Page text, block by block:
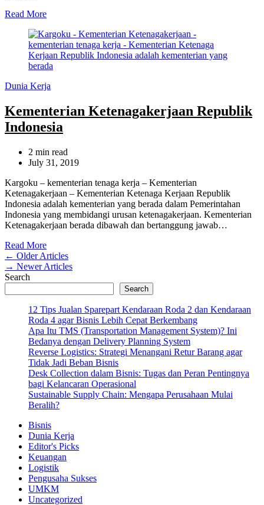
Read More
Categories
Dunia Kerja
Kementerian Ketenagakerjaan Republik
Indonesia
Estimated
read
2 min read
July 31, 2019
Kargoku – kementerian tenaga kerja – Kementerian
Ketenagakerjaan – Kementerian Ketenaga Kerjaan Republik
Indonesia adalah kementerian yang berada dalam Pemerintahan
Indonesia yang membidangi urusan ketenagakerjaan. Kementerian
Ketenagakerjaan berada dibawah dan bertanggung jawab…
Read More
Posts
navigation
← Older Articles
→ Newer Articles
Search
Search
12 Tips Jualan Sparepart Kendaraan Roda 2 dan Kendaraan
Roda 4 agar Bisnis Lebih Cepat Berkembang
Apa Itu TMS (Transportation Management System)? Ini
Bedanya dengan Delivery Planning System
Reverse Logistics: Strategi Menangani Retur Barang agar
Tidak Jadi Beban Bisnis
Desk Collection dalam Bisnis: Tugas dan Peran Pentingnya
bagi Kelancaran Operasional
Sustainable Supply Chain: Mengapa Perusahaan Mulai
Beralih?
Bisnis
Dunia Kerja
Editor's Picks
Keuangan
Logistik
Pengusaha Sukses
UMKM
Uncategorized